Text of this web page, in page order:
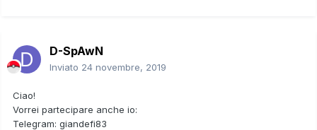
D-SpAwN
Inviato 24 novembre, 2019
Ciao!
Vorrei partecipare anche io:
Telegram: giandefi83